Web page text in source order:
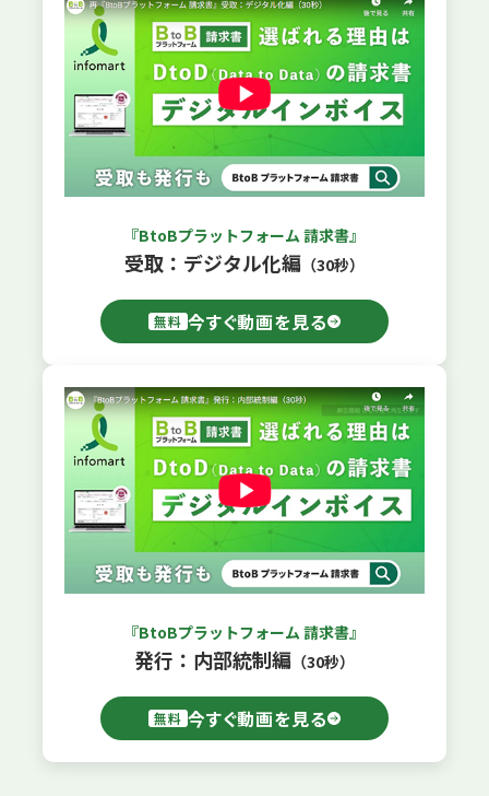
『BtoBプラットフォーム 請求書』
受取：デジタル化編 （30秒）
無料 今すぐ動画を見る
『BtoBプラットフォーム 請求書』
発行：内部統制編（30秒）
無料 今すぐ動画を見る